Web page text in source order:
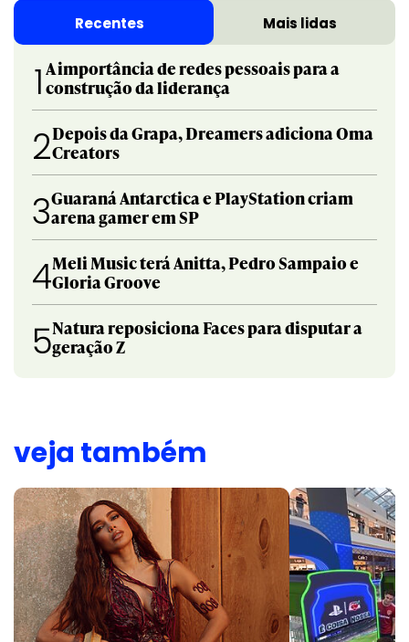
Recentes Mais lidas
1 A importância de redes pessoais para a
construção da liderança
2Depois da Grapa, Dreamers adiciona Oma
Creators
3Guaraná Antarctica e PlayStation criam
arena gamer em SP
4Meli Music terá Anitta, Pedro Sampaio e
Gloria Groove
5Natura reposiciona Faces para disputar a
geração Z
veja também